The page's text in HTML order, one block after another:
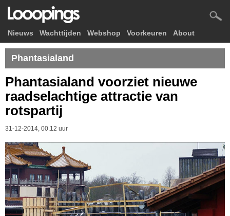
Nieuws Wachttijden Webshop Voorkeuren About
Phantasialand
Phantasialand voorziet nieuwe
raadselachtige attractie van
rotspartij
31-12-2014, 00.12 uur